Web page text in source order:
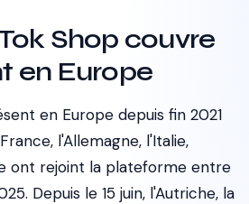
Shop couvre
en Europe
en Europe depuis fin 2021
l'Allemagne, l'Italie,
ont rejoint la plateforme entre
Depuis le 15 juin, l'Autriche, la